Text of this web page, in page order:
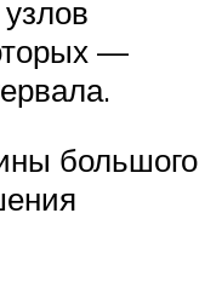
—
большого